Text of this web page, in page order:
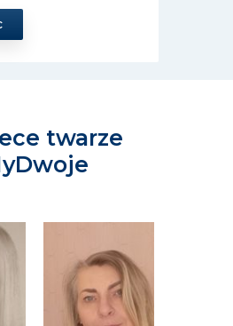
twarze